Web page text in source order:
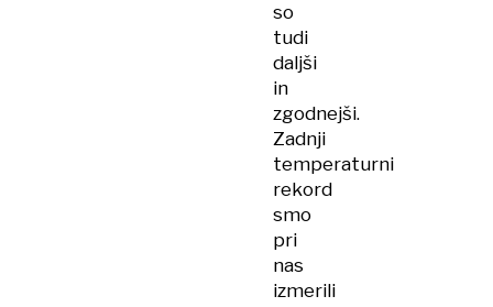
so
tudi
daljši
in
zgodnejši.
Zadnji
temperaturni
rekord
smo
pri
nas
izmerili